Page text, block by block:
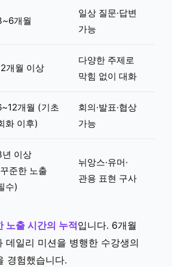
개월
일상 질문·답변
가능
개월 이상
다양한 주제로
막힘 없이 대화
개월 (기초
화 이후)
회의·발표·협상
가능
년 이상
준한 노출
수)
뉘앙스·유머·
관용 표현 구사
노출 시간의 누적입니다. 6개월
데일리 미션을 병행한 수강생의
경험했습니다.